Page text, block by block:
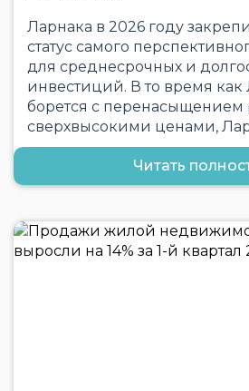
Ларнака в 2026 году
статус самого
для среднесрочных и
инвестиций. В то время как
борется с перенасыщением
сверхвысокими ценами,
Читать